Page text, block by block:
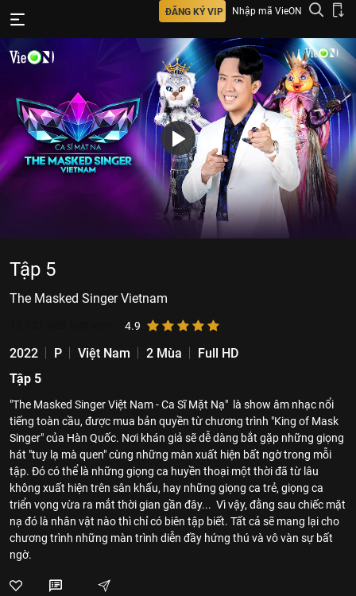
ĐĂNG KÝ VIP Nhập mã VieON
Tập 5
The Masked Singer Vietnam
4.9
2022 P Việt Nam 2 Mùa
Full HD
Tập 5
"The Masked Singer Việt Nam - Ca Sĩ Mặt Nạ" là show âm nhạc nổi
tiếng toàn cầu, được mua bản quyền từ chương trình "King of Mask
Singer" của Hàn Quốc. Nơi khán giả sẽ dễ dàng bắt gặp những giọng
hát "tuy lạ mà quen" cùng những màn xuất hiện bất ngờ trong mỗi
tập. Đó có thể là những giọng ca huyền thoại một thời đã từ lâu
không xuất hiện trên sân khấu, hay những giọng ca trẻ, giọng ca
triển vọng vừa ra mắt thời gian gần đây... Vì vậy, đằng sau chiếc mặt
nạ đó là nhân vật nào thì chỉ có biên tập biết. Tất cả sẽ mang lại cho
chương trình những màn trình diễn đầy hứng thú và vô vàn sự bất
ngờ.